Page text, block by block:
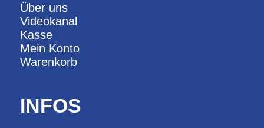
Über uns
Videokanal
Kasse
Mein Konto
Warenkorb
INFOS